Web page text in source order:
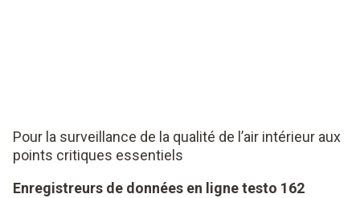
Pour la surveillance de la qualité de l’air intérieur aux
points critiques essentiels
Enregistreurs de données en ligne testo 162